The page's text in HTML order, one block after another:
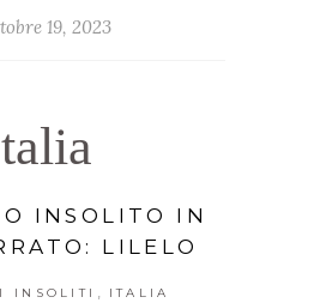
19, 2023
INSOLITO IN
LILELO
INSOLITI , ITALIA